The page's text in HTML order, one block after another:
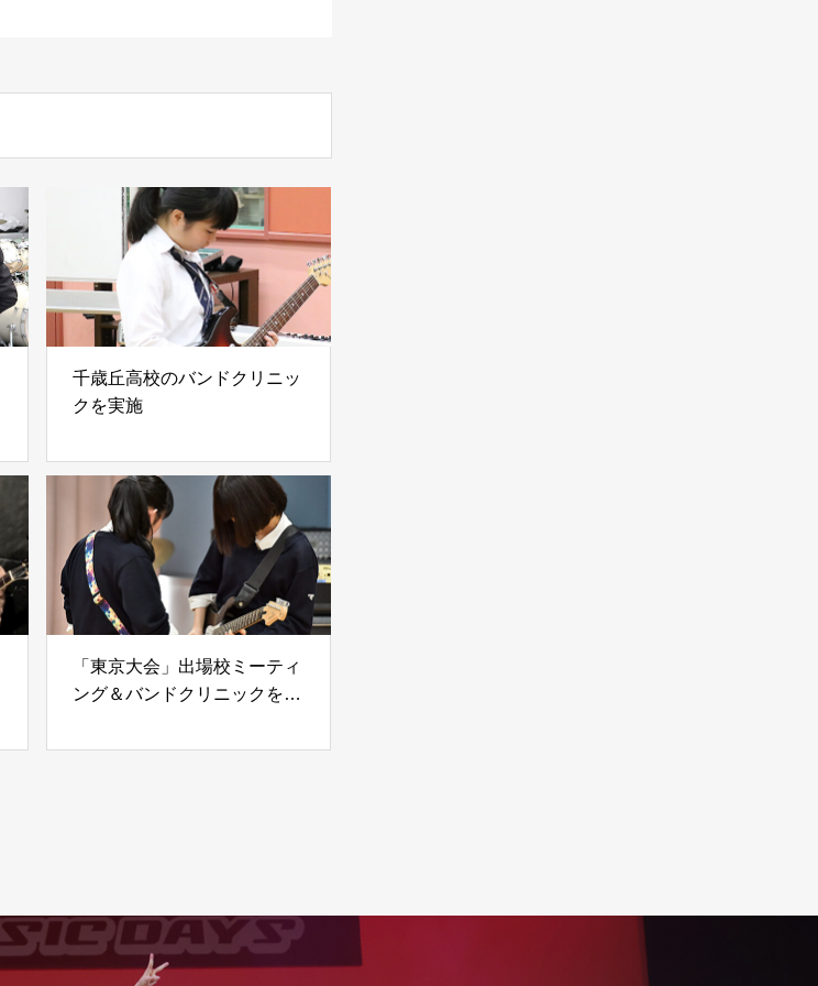
千歳丘高校のバンドクリニッ
クを実施
「東京大会」出場校ミーティ
ング＆バンドクリニックを実